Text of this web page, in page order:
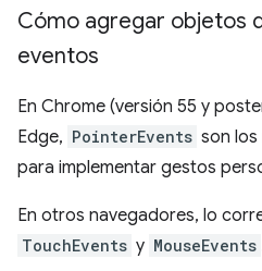
Cómo agregar objetos
eventos
En Chrome (versión 55 y
Edge, PointerEvents son
para implementar gestos
En otros navegadores, lo
TouchEvents y MouseEvents